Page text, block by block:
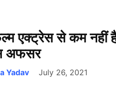
एक्ट्रेस से कम नहीं
अफसर
Yadav July 26, 2021